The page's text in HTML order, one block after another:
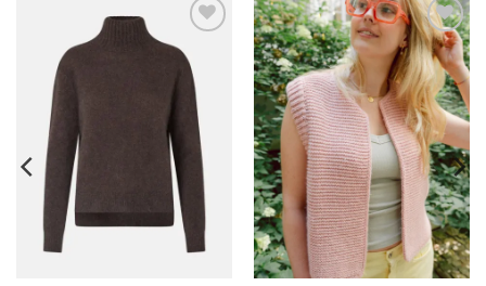
Add to
wishlist
Add to
wishlist